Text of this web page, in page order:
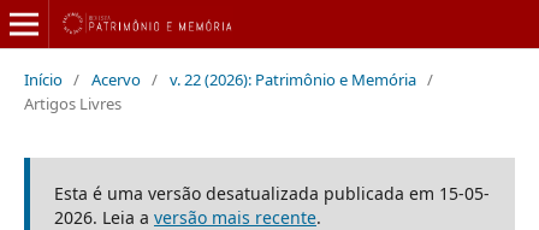
Início / Acervo / v. 22 (2026): Patrimônio e Memória /
Artigos Livres
Esta é uma versão desatualizada publicada em 15-05-
2026. Leia a versão mais recente.